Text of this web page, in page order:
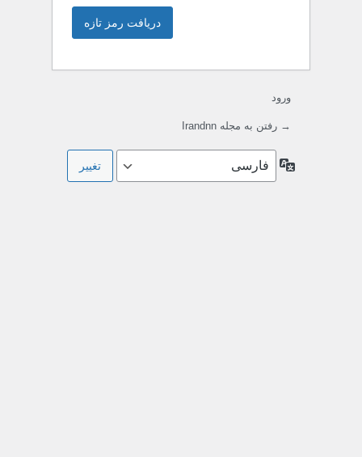
ورود
→ رفتن به مجله Irandnn
زبان